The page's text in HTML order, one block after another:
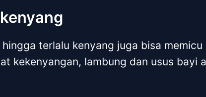
terlalu kenyang juga bisa
kekenyangan, lambung dan usus bayi